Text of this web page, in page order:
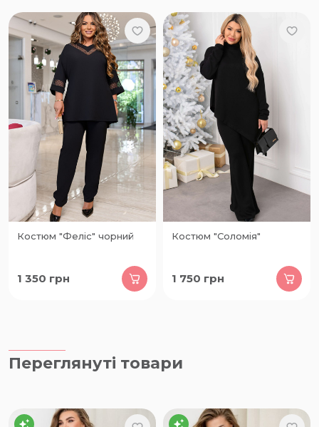
Костюм "Феліс" чорний
1 350 грн
Костюм "Соломія"
1 750 грн
Переглянуті товари